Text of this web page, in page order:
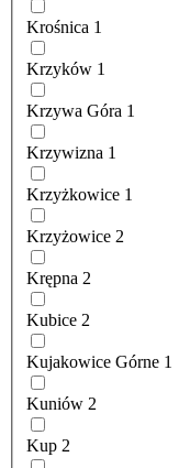
Krośnica 1
Krzyków 1
Krzywa Góra 1
Krzywizna 1
Krzyżkowice 1
Krzyżowice 2
Krępna 2
Kubice 2
Kujakowice Górne 1
Kuniów 2
Kup 2